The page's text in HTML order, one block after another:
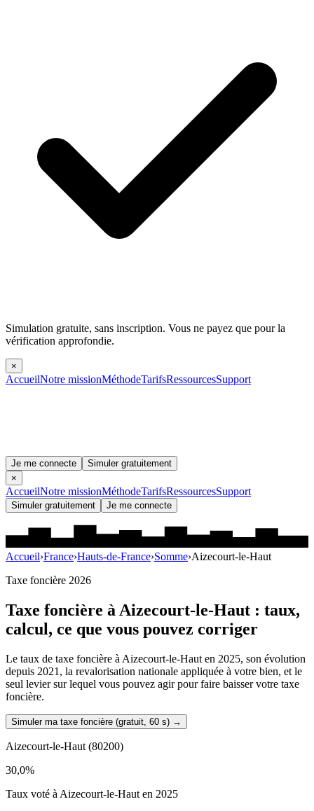
Simulation gratuite, sans inscription. Vous ne payez que pour la
vérification approfondie.
×
AccueilNotre missionMéthodeTarifsRessourcesSupport
Je me connecte
Simuler gratuitement
×
AccueilNotre missionMéthodeTarifsRessourcesSupport
Simuler gratuitement Je me connecte
Accueil›France›Hauts-de-France›Somme›Aizecourt-le-Haut
Taxe foncière 2026
Taxe foncière àAizecourt-le-Haut : taux,
calcul, ce que vous pouvez corriger
Le taux de taxe foncière à Aizecourt-le-Haut en 2025, son évolution
depuis 2021, la revalorisation nationale appliquée à votre bien, et le
seul levier sur lequel vous pouvez agir pour faire baisser votre taxe
foncière.
Simuler ma taxe foncière (gratuit, 60 s) →
Aizecourt-le-Haut (80200)
30,0%
Taux voté à Aizecourt-le-Haut en 2025